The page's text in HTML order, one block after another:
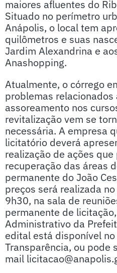
maiores afluentes do
Situado no perímetro
Anápolis, o local tem
quilômetros e suas
Jardim Alexandrina e
Anashopping.
Atualmente, o córrego
problemas
assoreamento nos
revitalização vem se
necessária. A empresa
licitatório deverá
realização de ações
recuperação das áreas
permanente do João
preços será realizada
9h30, na sala de
permanente de
Administrativo da
edital está disponível
Transparência, ou pode
mail